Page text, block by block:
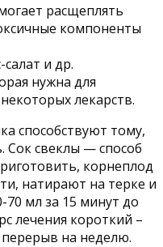
расщеплять
компоненты
и др.
нужна для
лекарств.
способствуют тому,
Сок свеклы — способ
корнеплод
натирают на терке и
мл за 15 минут до
лечения короткий –
на неделю.